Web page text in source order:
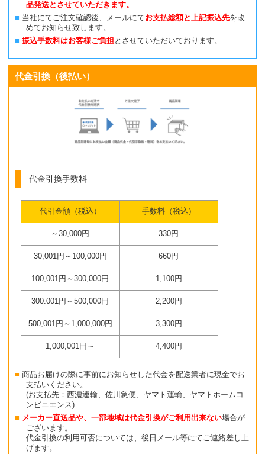
品発送とさせていただきます。
当社にてご注文確認後、メールにてお支払総額と上記振込先を改
めてお知らせ致します。
振込手数料はお客様ご負担とさせていただいております。
代金引換（後払い）
代金引換手数料
代引金額（税込） 手数料（税込）
～30,000円 330円
30,001円～100,000円 660円
100,001円～300,000円 1,100円
300.001円～500,000円 2,200円
500,001円～1,000,000円 3,300円
1,000,001円～ 4,400円
商品お届けの際に事前にお知らせした代金を配送業者に現金でお
支払いください。
(お支払先：西濃運輸、佐川急便、ヤマト運輸、ヤマトホームコ
ンビニエンス)
メーカー直送品や、一部地域は代金引換がご利用出来ない場合が
ございます。
代金引換の利用可否については、後日メール等にてご連絡差し上
げます。